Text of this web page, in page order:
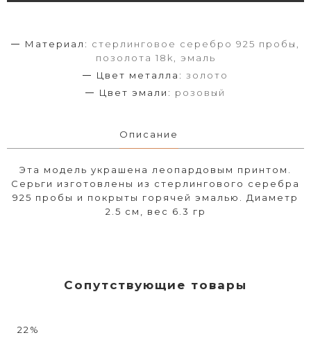
Материал: стерлинговое серебро 925 пробы,
позолота 18k, эмаль
Цвет металла: золото
Цвет эмали: розовый
Описание
Эта модель украшена леопардовым принтом.
Серьги изготовлены из стерлингового серебра
925 пробы и покрыты горячей эмалью. Диаметр
2.5 см, вес 6.3 гр
Сопутствующие товары
22%